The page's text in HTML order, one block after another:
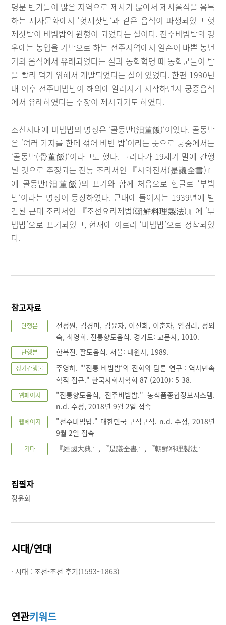
명문 반가들이 많은 지역으로 제사가 많아서 제사음식을 음복
하는 제사문화에서 ‘헛제삿밥’과 같은 음식이 파생되었고 헛
제삿밥이 비빔밥의 원형이 되었다는 설이다. 전주비빔밥의 경
우에는 농업을 기반으로 하는 전주지역에서 일손이 바쁜 농번
기의 음식에서 유래되었다는 설과 동학혁명 때 동학군들이 밥
을 빨리 먹기 위해서 개발되었다는 설이 있었다. 한편 1990년
대 이후 전주비빔밥이 해외에 알려지기 시작하면서 궁중음식
에서 유래하였다는 주장이 제시되기도 하였다.
조선시대에 비빔밥의 명칭은 ‘골동반(汨董飯)’이었다. 골동반
은 ‘여러 가지를 한데 섞어 비빈 밥’이라는 뜻으로 궁중에서는
‘골동반(骨董飯)’이라고도 했다. 그러다가 19세기 말에 간행
된 것으로 추정되는 전통 조리서인 『시의전서(是議全書)』
에 골동반(汨董飯)의 표기와 함께 처음으로 한글로 ‘부븸
밥’이라는 명칭이 등장하였다. 근대에 들어서는 1939년에 발
간된 근대 조리서인 『조선요리제법(朝鮮料理製法)』에 ‘부
빔밥’으로 표기되었고, 현재에 이르러 ‘비빔밥’으로 정착되었
다.
참고자료
단행본
전정원, 김경미, 김윤자, 이진희, 이춘자, 임경려, 정외
숙, 최영희. 전통향토음식. 경기도: 교문사, 1010.
단행본 한복진. 팔도음식. 서울: 대원사, 1989.
정기간행물
주영하. "'전통 비빔밥’의 진화와 담론 연구 : 역사민속
학적 접근." 한국사회사학회 87 (2010): 5-38.
웹페이지
"전통향토음식, 전주비빔밥." 농식품종합정보시스템.
n.d. 수정, 2018년 9월 2일 접속
웹페이지
"전주비빔밥." 대한민국 구석구석. n.d. 수정, 2018년
9월 2일 접속
기타 『經國大典』, 『是議全書』, 『朝鮮料理製法』
집필자
정윤화
시대/연대
· 시대 :조선-조선 후기(1593~1863)
연관키워드